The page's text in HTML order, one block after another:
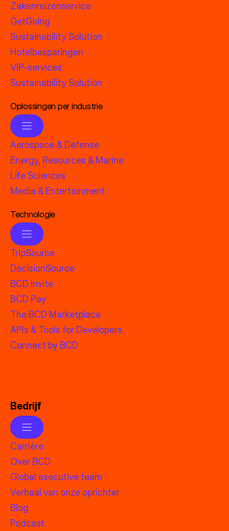
Zakenreizenservice
GetGoing
Sustainability Solution
Hotelbesparingen
VIP-services
Sustainability Solution
Oplossingen per industrie
Aerospace & Defense
Energy, Resources & Marine
Life Sciences
Media & Entertainment
Technologie
TripSource
DecisionSource
BCD Invite
BCD Pay
The BCD Marketplace
APIs & Tools for Developers
Connect by BCD
Bedrijf
Carrière
Over BCD
Global executive team
Verhaal van onze oprichter
Blog
Podcast